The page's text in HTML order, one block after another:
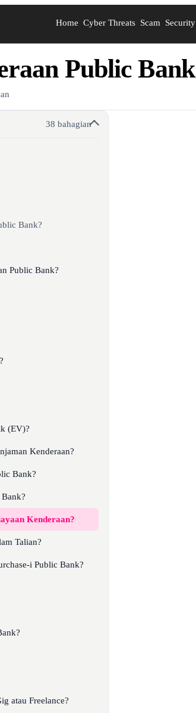
Home Cyber Threats Scam Security
Public Bank
38 bahagian
Bank?
Public Bank?
(EV)?
Kenderaan?
Bank?
Kenderaan?
Talian?
i Public Bank?
atau Freelance?